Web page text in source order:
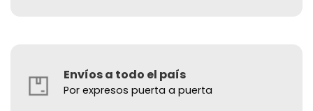
Envíos a todo el país
Por expresos puerta a puerta